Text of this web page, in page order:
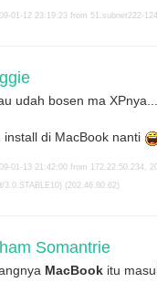
01-12 23:19:23 from 51.subnet222-
udah bosen ma
install di MacBook nanti
01-13 21:42:00 from 172.22.50.234,
3.0.STABLE10) (202.46.80.62)
Somantrie
MacBook itu